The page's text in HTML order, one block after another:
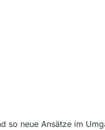
so neue Ansätze im